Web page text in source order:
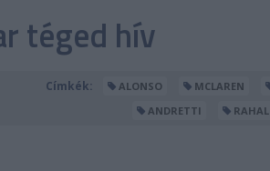
téged hív
Címkék: ALONSO MCLAREN
ANDRETTI
RAHAL